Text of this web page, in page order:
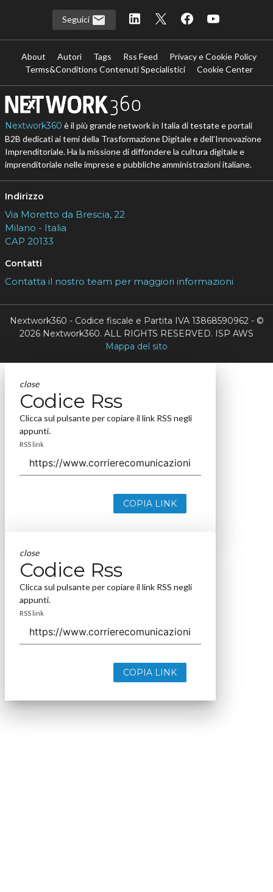
Seguici
About Autori Tags Rss Feed
Privacy e Cookie Policy
Terms&Conditions Contenuti Specialistici
Cookie Center
Nextwork360 è il più grande network in Italia di testate e portali
B2B dedicati ai temi della Trasformazione Digitale e dell’Innovazione
Imprenditoriale. Ha la missione di diffondere la cultura digitale e
imprenditoriale nelle imprese e pubbliche amministrazioni italiane.
Indirizzo
Via Moretto da Brescia, 22
Milano - Italia
CAP 20133
Contatti
Contatta il nostro team per maggiori informazioni
Nextwork360 - Codice fiscale e Partita IVA 13868590962 - ©
2026 Nextwork360. ALL RIGHTS RESERVED. ISP AWS
Mappa del sito
close
Codice Rss
Clicca sul pulsante per copiare il link RSS negli
appunti.
RSS link
COPIA LINK
close
Codice Rss
Clicca sul pulsante per copiare il link RSS negli
appunti.
RSS link
COPIA LINK